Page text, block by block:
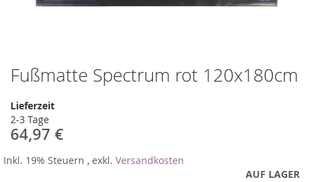
Fußmatte Spectrum rot 120x180cm
Lieferzeit
2-3 Tage
64,97 €
Inkl. 19% Steuern , exkl. Versandkosten
AUF LAGER
Zum
Anfang
der
Bildergalerie
springen